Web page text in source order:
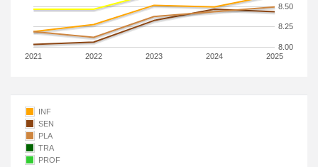
2021 2022 2023 2024 2025
8.00
8.25
8.50
INF
SEN
PLA
TRA
PROF